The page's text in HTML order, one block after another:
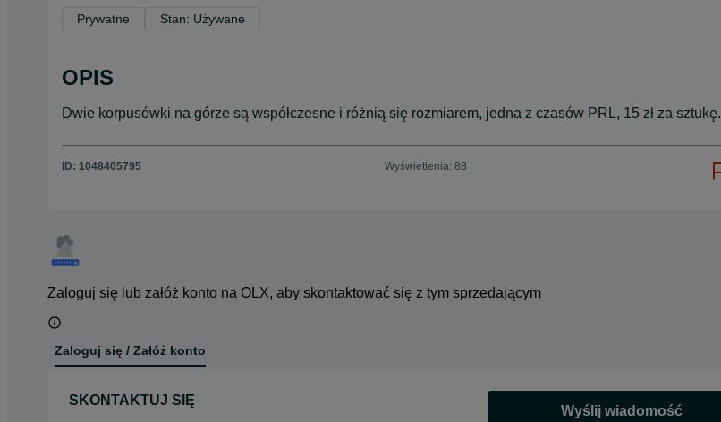
Prywatne Stan: Używane
OPIS
Dwie korpusówki na górze są współczesne i różnią się rozmiarem, jedna z czasów PRL, 15 zł za sztukę.
ID: 1048405795 Wyświetlenia: 88
Zaloguj się lub załóż konto na OLX, aby skontaktować się z tym sprzedającym
Zaloguj się / Załóż konto
SKONTAKTUJ SIĘ
Wyślij wiadomość